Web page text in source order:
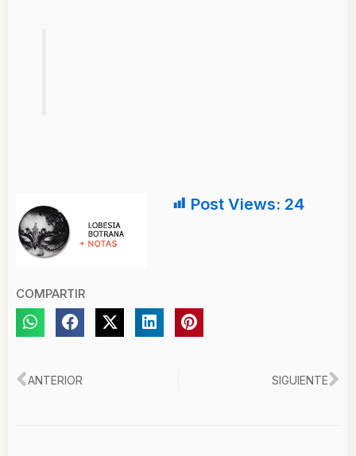
Post Views: 24
COMPARTIR
Ant
ANTERIOR SIGUIENTE